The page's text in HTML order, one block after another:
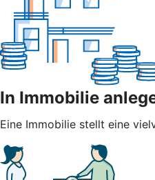
In Immobilie
Eine Immobilie stellt eine